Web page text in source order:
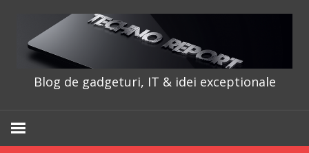
content
Blog de gadgeturi, IT & idei exceptionale